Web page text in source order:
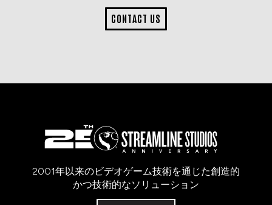
CONTACT US
2001年以来のビデオゲーム技術を通じた創造的
かつ技術的なソリューション